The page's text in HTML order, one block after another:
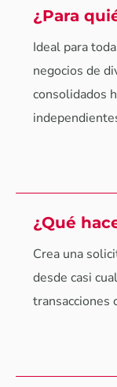
¿Para
Ideal para
negocios de
consolidados
¿Qué
Crea una
desde casi
transacciones